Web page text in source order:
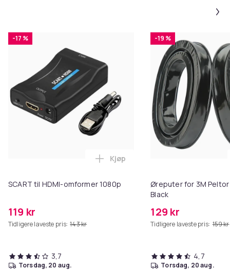
-17 %
SCART til HDMI-omformer 1080p
119 kr
Tidligere laveste pris: 143 kr
Legg SCART til HDMI-omformer
Kjøp
3,7
torsdag, 20 aug.
-19 %
Øreputer for 3M Peltor
Black
129 kr
Tidligere laveste pris: 159 kr
4,7
torsdag, 20 aug.